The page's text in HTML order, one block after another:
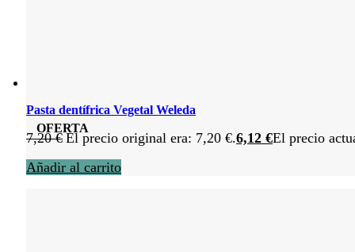
OFERTA
Pasta dentífrica Vegetal Weleda
7,20€ El precio original era: 7,20 €.6,12 €El precio
Añadir al carrito